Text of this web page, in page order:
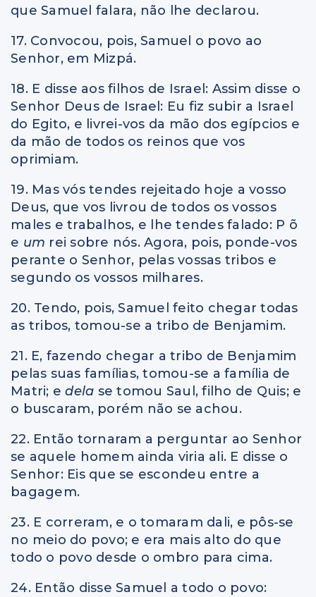
que Samuel falara, não lhe declarou.
17. Convocou, pois, Samuel o povo ao
Senhor, em Mizpá.
18. E disse aos filhos de Israel: Assim disse o
Senhor Deus de Israel: Eu fiz subir a Israel
do Egito, e livrei-vos da mão dos egípcios e
da mão de todos os reinos que vos
oprimiam.
19. Mas vós tendes rejeitado hoje a vosso
Deus, que vos livrou de todos os vossos
males e trabalhos, e lhe tendes falado: P õ
e um rei sobre nós. Agora, pois, ponde-vos
perante o Senhor, pelas vossas tribos e
segundo os vossos milhares.
20. Tendo, pois, Samuel feito chegar todas
as tribos, tomou-se a tribo de Benjamim.
21. E, fazendo chegar a tribo de Benjamim
pelas suas famílias, tomou-se a família de
Matri; edela se tomou Saul, filho de Quis; e
o buscaram, porém não se achou.
22. Então tornaram a perguntar ao Senhor
se aquele homem ainda viria ali. E disse o
Senhor: Eis que se escondeu entre a
bagagem.
23. E correram, e o tomaram dali, e pôs-se
no meio do povo; e era mais alto do que
todo o povo desde o ombro para cima.
24. Então disse Samuel a todo o povo: